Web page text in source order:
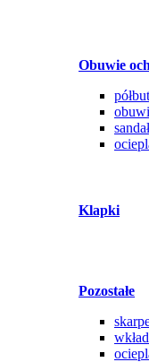
Obuwie
Klapki
Pozostałe